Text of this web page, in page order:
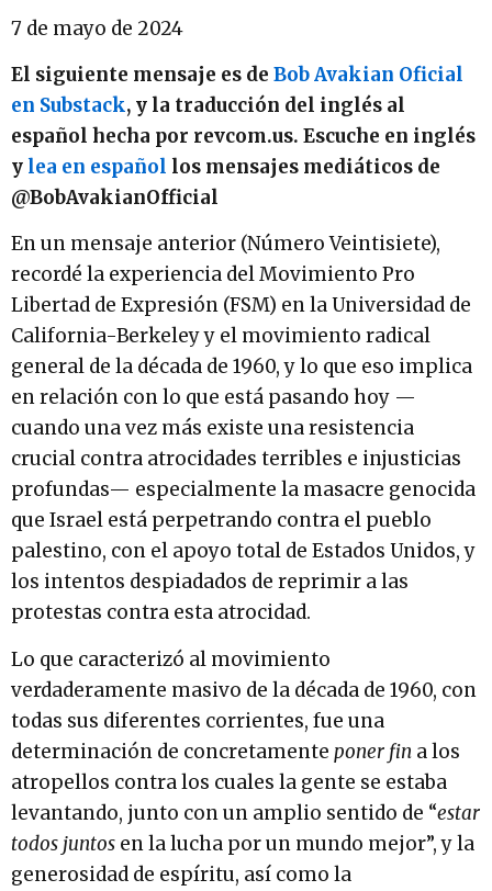
7 de mayo de 2024
El siguiente mensaje es de Bob Avakian Oficial
en Substack, y la traducción del inglés al
español hecha por revcom.us. Escuche en inglés
y lea en español los mensajes mediáticos de
@BobAvakianOfficial
En un mensaje anterior (Número Veintisiete),
recordé la experiencia del Movimiento Pro
Libertad de Expresión (FSM) en la Universidad de
California-Berkeley y el movimiento radical
general de la década de 1960, y lo que eso implica
en relación con lo que está pasando hoy —
cuando una vez más existe una resistencia
crucial contra atrocidades terribles e injusticias
profundas— especialmente la masacre genocida
que Israel está perpetrando contra el pueblo
palestino, con el apoyo total de Estados Unidos, y
los intentos despiadados de reprimir a las
protestas contra esta atrocidad.
Lo que caracterizó al movimiento
verdaderamente masivo de la década de 1960, con
todas sus diferentes corrientes, fue una
determinación de concretamente poner fin a los
atropellos contra los cuales la gente se estaba
levantando, junto con un amplio sentido de “estar
todos juntos en la lucha por un mundo mejor”, y la
generosidad de espíritu, así como la